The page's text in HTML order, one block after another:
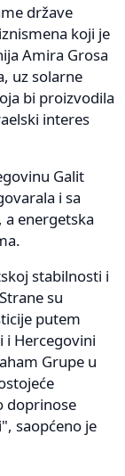
države
koji je
Amira Grosa
uz solarne
bi proizvodila
interes
Galit
i sa
a energetska
stabilnosti i
su
putem
i Hercegovini
Grupe u
doprinose
saopćeno je